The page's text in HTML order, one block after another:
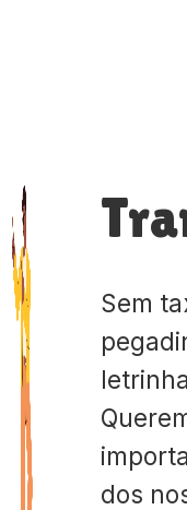
Sem
dos